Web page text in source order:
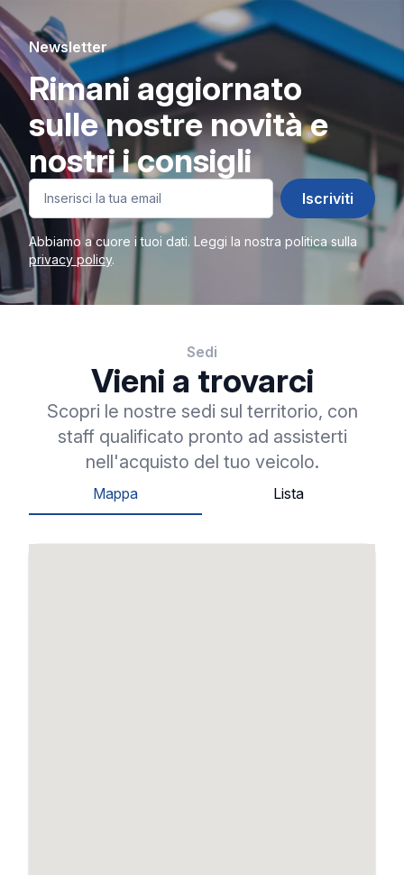
Newsletter
Rimani aggiornato
sulle nostre novità e
nostri i consigli
Iscriviti
Abbiamo a cuore i tuoi dati. Leggi la nostra politica sulla
privacy policy.
Sedi
Vieni a trovarci
Scopri le nostre sedi sul territorio, con
staff qualificato pronto ad assisterti
nell'acquisto del tuo veicolo.
Mappa Lista